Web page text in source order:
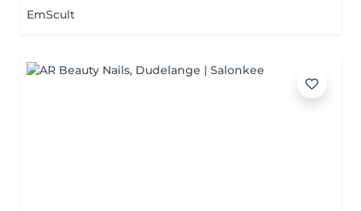
EmScult